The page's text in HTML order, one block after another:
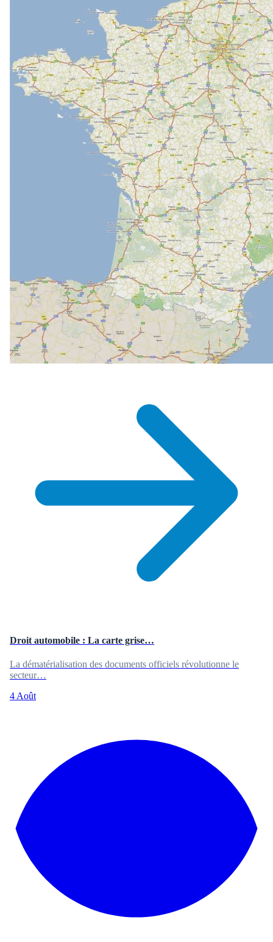
Droit automobile : La carte grise…
La dématérialisation des documents officiels révolutionne le
secteur…
4 Août